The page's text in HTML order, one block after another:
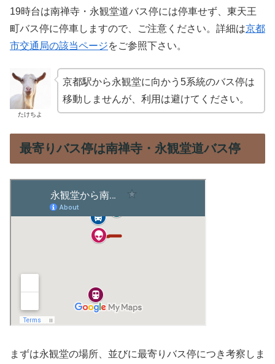
19時台は南禅寺・永観堂道バス停には停車せず、東天王
町バス停に停車しますので、ご注意ください。詳細は京都
市交通局の該当ページをご参照下さい。
たけちよ
京都駅から永観堂に向かう5系統のバス停は
移動しませんが、利用は避けてください。
最寄りバス停は南禅寺・永観堂道バス停
まずは永観堂の場所、並びに最寄りバス停につき考察しま